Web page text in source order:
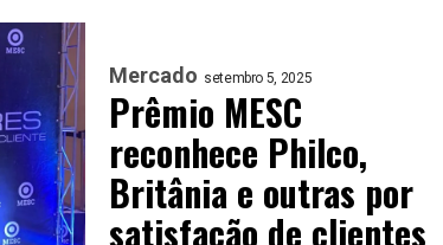
Mercado setembro 5, 2025
Prêmio MESC
reconhece Philco,
Britânia e outras por
satisfação de clientes